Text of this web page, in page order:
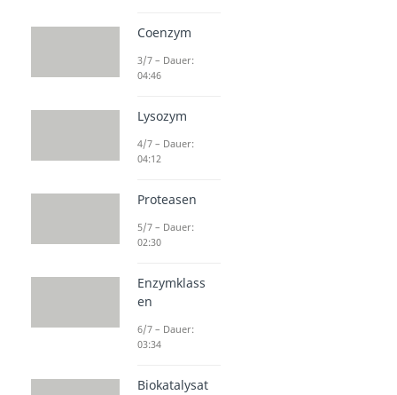
Coenzym
3/7 – Dauer:
04:46
Lysozym
4/7 – Dauer:
04:12
Proteasen
5/7 – Dauer:
02:30
Enzymklass
en
6/7 – Dauer:
03:34
Biokatalysat